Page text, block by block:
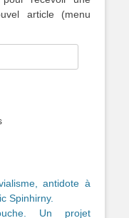
article (menu
antidote à
Spinhirny.
Un projet